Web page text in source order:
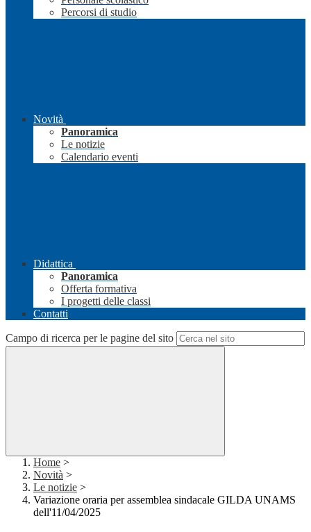
Percorsi di studio
Novità
Panoramica
Le notizie
Calendario eventi
Didattica
Panoramica
Offerta formativa
I progetti delle classi
Contatti
Campo di ricerca per le pagine del sito
Home >
Novità >
Le notizie >
Variazione oraria per assemblea sindacale GILDA UNAMS
dell'11/04/2025